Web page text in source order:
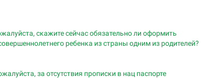
скажите сейчас обязательно ли оформить
ребенка из страны одним из родителей?
за отсутствия прописки в нац паспорте